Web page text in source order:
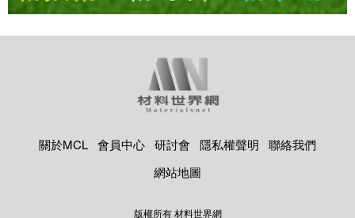
關於MCL 會員中心 研討會 隱私權聲明
聯絡我們
網站地圖
版權所有 材料世界網